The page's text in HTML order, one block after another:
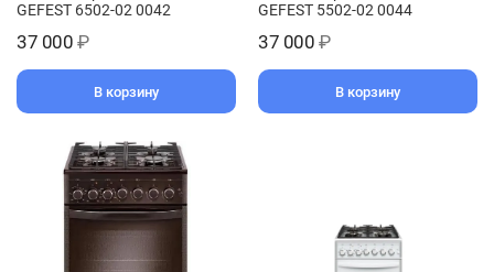
GEFEST 6502-02 0042
37 000 ₽
В корзину
GEFEST 5502-02 0044
37 000 ₽
В корзину